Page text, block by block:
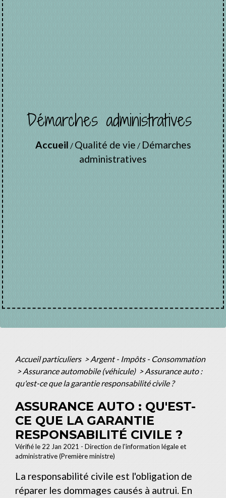
Démarches administratives
Accueil / Qualité de vie / Démarches
administratives
Accueil particuliers > Argent - Impôts - Consommation
> Assurance automobile (véhicule) > Assurance auto :
qu'est-ce que la garantie responsabilité civile ?
ASSURANCE AUTO : QU'EST-
CE QUE LA GARANTIE
RESPONSABILITÉ CIVILE ?
Vérifié le 22 Jan 2021 - Direction de l'information légale et
administrative (Première ministre)
La responsabilité civile est l'obligation de
réparer les dommages causés à autrui. En